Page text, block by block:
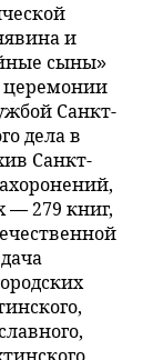
и
сыны»
церемонии
Санкт-
дела в
Санкт-
— 279 книг,